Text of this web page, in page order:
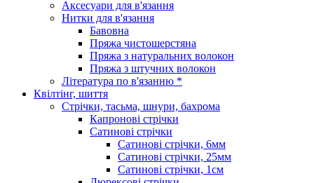
Аксесуари для в'язання
Нитки для в'язання
Бавовна
Пряжа чистошерстяна
Пряжа з натуральних волокон
Пряжа з штучних волокон
Література по в'язанню *
Квілтінг, шиття
Стрічки, тасьма, шнури, бахрома
Капронові стрічки
Сатинові стрічки
Сатинові стрічки, 6мм
Сатинові стрічки, 25мм
Сатинові стрічки, 1см